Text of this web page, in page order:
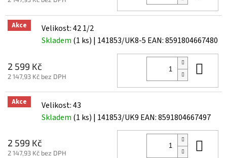
Akce
Velikost: 42 1/2
Skladem (1 ks) | 141853/UK8-5 EAN:8591804667480
2 599 Kč
2 147,93 Kč bez DPH
Akce
Velikost: 43
Skladem (1 ks) | 141853/UK9 EAN:8591804667497
2 599 Kč
2 147,93 Kč bez DPH